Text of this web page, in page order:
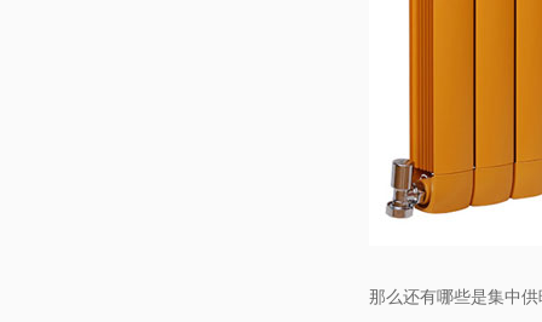
那么还有哪些是集中供暖